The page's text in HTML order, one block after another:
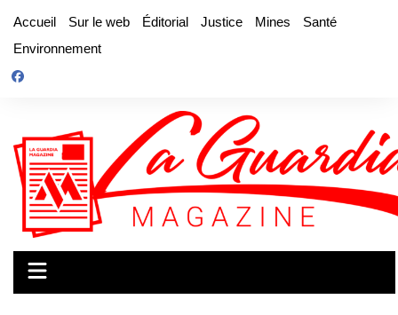
contenu
Accueil Sur le web Éditorial Justice Mines
Santé
Environnement